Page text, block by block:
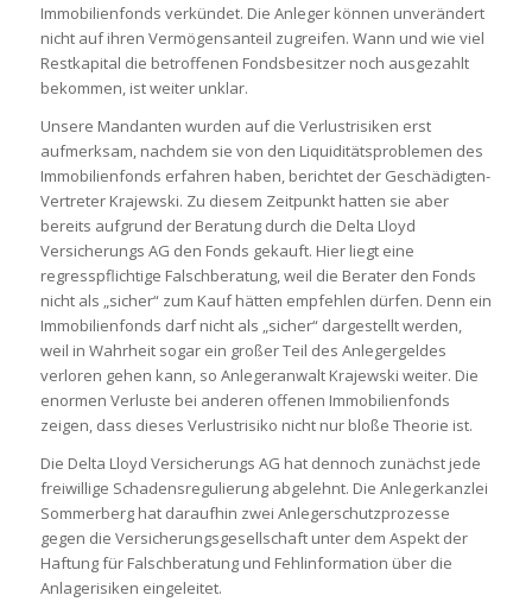
Immobilienfonds verkündet. Die Anleger können unverändert
nicht auf ihren Vermögensanteil zugreifen. Wann und wie viel
Restkapital die betroffenen Fondsbesitzer noch ausgezahlt
bekommen, ist weiter unklar.
Unsere Mandanten wurden auf die Verlustrisiken erst
aufmerksam, nachdem sie von den Liquiditätsproblemen des
Immobilienfonds erfahren haben, berichtet der Geschädigten-
Vertreter Krajewski. Zu diesem Zeitpunkt hatten sie aber
bereits aufgrund der Beratung durch die Delta Lloyd
Versicherungs AG den Fonds gekauft. Hier liegt eine
regresspflichtige Falschberatung, weil die Berater den Fonds
nicht als „sicher“ zum Kauf hätten empfehlen dürfen. Denn ein
Immobilienfonds darf nicht als „sicher“ dargestellt werden,
weil in Wahrheit sogar ein großer Teil des Anlegergeldes
verloren gehen kann, so Anlegeranwalt Krajewski weiter. Die
enormen Verluste bei anderen offenen Immobilienfonds
zeigen, dass dieses Verlustrisiko nicht nur bloße Theorie ist.
Die Delta Lloyd Versicherungs AG hat dennoch zunächst jede
freiwillige Schadensregulierung abgelehnt. Die Anlegerkanzlei
Sommerberg hat daraufhin zwei Anlegerschutzprozesse
gegen die Versicherungsgesellschaft unter dem Aspekt der
Haftung für Falschberatung und Fehlinformation über die
Anlagerisiken eingeleitet.